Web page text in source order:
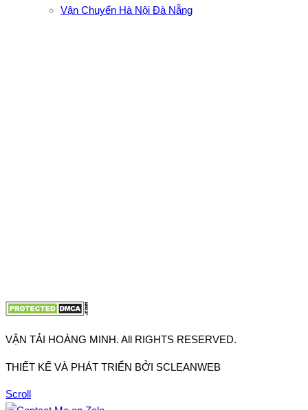
Vận Chuyển Hà Nội Đà Nẵng
VẬN TẢI HOÀNG MINH. All RIGHTS RESERVED.
THIẾT KẾ VÀ PHÁT TRIỂN BỞI SCLEANWEB
Scroll